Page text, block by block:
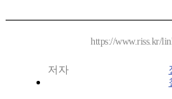
https://www.riss.kr/
저자